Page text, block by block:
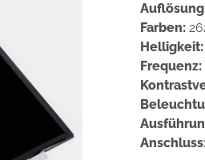
Farben:
Helligkeit:
Frequenz: